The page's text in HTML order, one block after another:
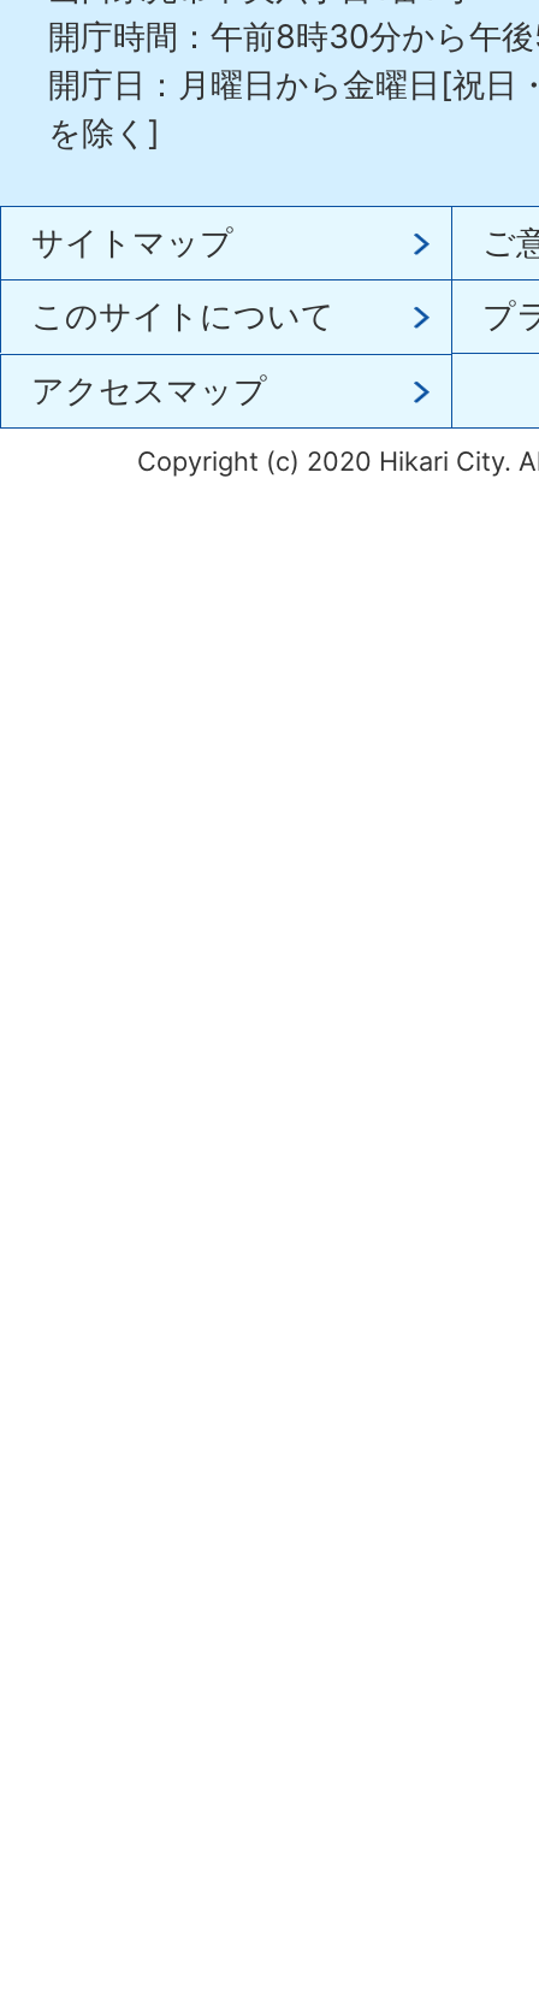
開庁時間：午前8時30分から午
開庁日：月曜日から金曜日[祝日
を除く]
サイトマップ
ご
このサイトについて
プ
アクセスマップ
Copyright (c) 2020 Hikari City.